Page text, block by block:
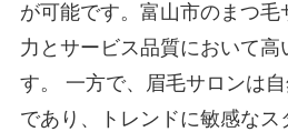
が可能です。富山市のまつ
力とサービス品質において高
す。 一方で、眉毛サロンは
であり、トレンドに敏感な